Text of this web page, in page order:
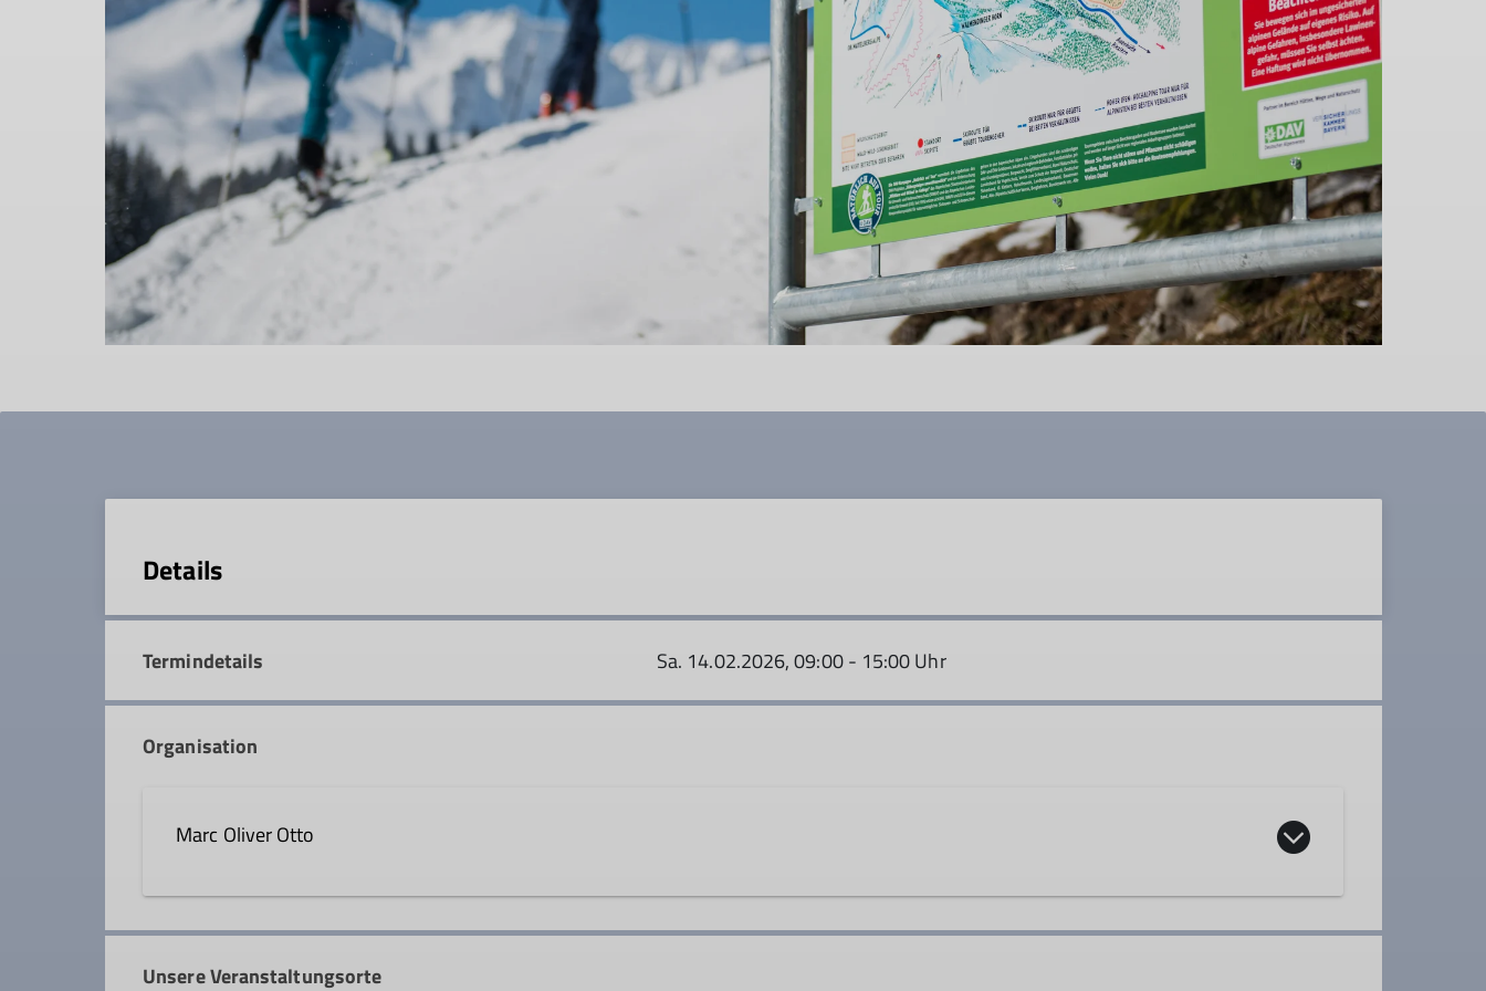
Details
Termindetails Sa. 14.02.2026, 09:00 - 15:00 Uhr
Organisation
Marc Oliver Otto
0172 9332485 marc-oliver.otto@dav-rosenheim.de
Unsere Veranstaltungsorte